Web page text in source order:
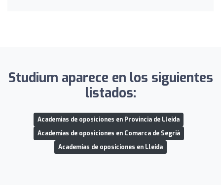
Studium aparece en los siguientes
listados:
Academias de oposiciones en Provincia de Lleida
Academias de oposiciones en Comarca de Segrià
Academias de oposiciones en Lleida